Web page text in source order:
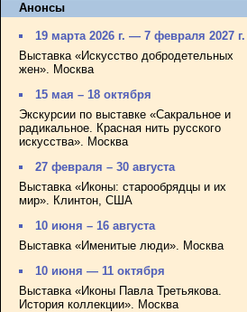
Анонсы
19 марта 2026 г. — 7 февраля 2027 г.
Выставка «Искусство добродетельных
жен». Москва
15 мая – 18 октября
Экскурсии по выставке «Сакральное и
радикальное. Красная нить русского
искусства». Москва
27 февраля – 30 августа
Выставка «Иконы: старообрядцы и их
мир». Клинтон, США
10 июня – 16 августа
Выставка «Именитые люди». Москва
10 июня — 11 октября
Выставка «Иконы Павла Третьякова.
История коллекции». Москва